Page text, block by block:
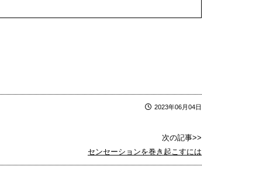
2023年06月04日
次の記事>>
センセーションを巻き起こすには